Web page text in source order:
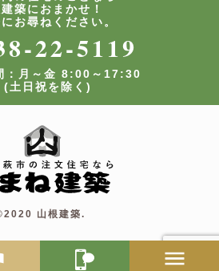
築におまかせ！
お尋ねください。
22-5119
：月～金 8:00～17:30
(土日祝を除く)
山根建築.